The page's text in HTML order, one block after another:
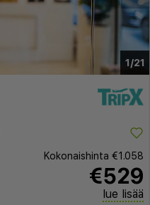
1/21
Kokonaishinta €1.058
€529
lue lisää